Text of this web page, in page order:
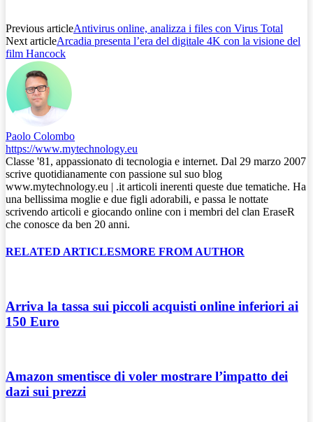
Previous articleAntivirus online, analizza i files con Virus Total
Next articleArcadia presenta l’era del digitale 4K con la visione del
film Hancock
Paolo Colombo
https://www.mytechnology.eu
Classe '81, appassionato di tecnologia e internet. Dal 29 marzo 2007
scrive quotidianamente con passione sul suo blog
www.mytechnology.eu | .it articoli inerenti queste due tematiche. Ha
una bellissima moglie e due figli adorabili, e passa le nottate
scrivendo articoli e giocando online con i membri del clan EraseR
che conosce da ben 20 anni.
RELATED ARTICLESMORE FROM AUTHOR
Arriva la tassa sui piccoli acquisti online inferiori ai
150 Euro
Amazon smentisce di voler mostrare l’impatto dei
dazi sui prezzi